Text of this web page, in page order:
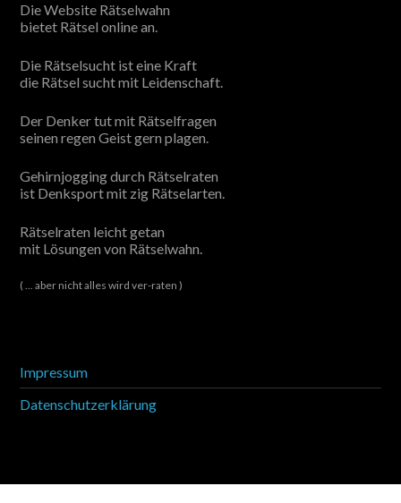
Die Website Rätselwahn
bietet Rätsel online an.
Die Rätselsucht ist eine Kraft
die Rätsel sucht mit Leidenschaft.
Der Denker tut mit Rätselfragen
seinen regen Geist gern plagen.
Gehirnjogging durch Rätselraten
ist Denksport mit zig Rätselarten.
Rätselraten leicht getan
mit Lösungen von Rätselwahn.
( ... aber nicht alles wird ver-raten )
Impressum
Datenschutzerklärung